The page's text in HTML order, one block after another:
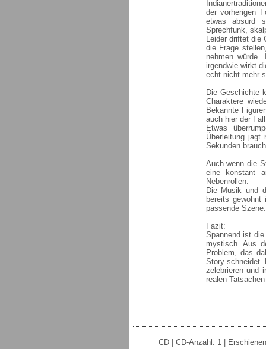
der vorherigen
etwas absurd
Sprechfunk,
Leider driftet die
die Frage
nehmen
irgendwie wirkt
echt nicht mehr
Die Geschichte
Charaktere
Bekannte
auch hier der
Etwas
Überleitung
Sekunden
Auch wenn die
eine konstant
Nebenrollen.
Die Musik und
bereits
passende
Fazit:
Spannend ist
mystisch. Aus
Problem, das
Story schneidet.
zelebrieren und
realen
CD | CD-Anzahl: 1 |